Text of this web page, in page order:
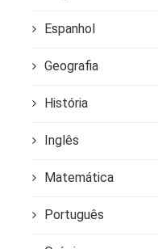
Espanhol
Geografia
História
Inglês
Matemática
Português